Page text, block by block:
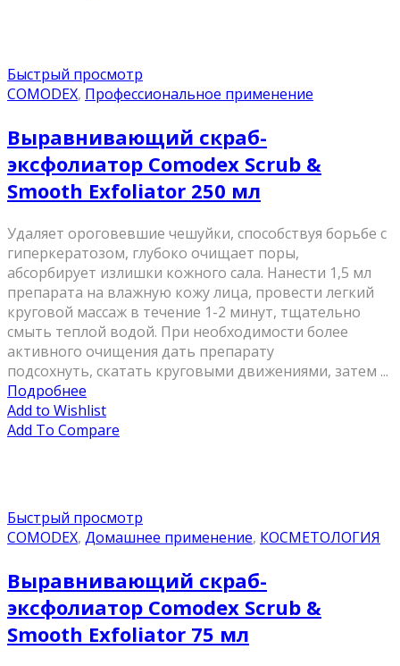
Быстрый просмотр
COMODEX, Профессиональное применение
Выравнивающий скраб-
эксфолиатор Comodex Scrub &
Smooth Exfoliator 250 мл
Удаляет ороговевшие чешуйки, способствуя борьбе с
гиперкератозом, глубоко очищает поры,
абсорбирует излишки кожного сала. Нанести 1,5 мл
препарата на влажную кожу лица, провести легкий
круговой массаж в течение 1-2 минут, тщательно
смыть теплой водой. При необходимости более
активного очищения дать препарату
подсохнуть, скатать круговыми движениями, затем ...
Подробнее
Add to Wishlist
Add To Compare
Быстрый просмотр
COMODEX, Домашнее применение, КОСМЕТОЛОГИЯ
Выравнивающий скраб-
эксфолиатор Comodex Scrub &
Smooth Exfoliator 75 мл